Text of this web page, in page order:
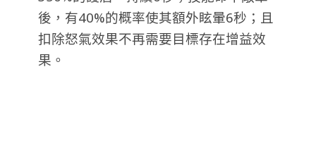
後，有40%的概率使其額外眩暈6秒；且
扣除怒氣效果不再需要目標存在增益效
果。